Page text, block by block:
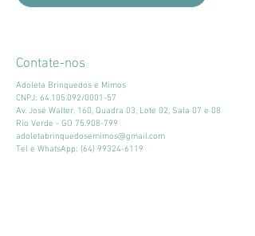
Contate-nos
Adoleta Brinquedos e Mimos
CNPJ: 64.105.092/0001-57
Av. José Walter, 160, Quadra 03, Lote 02, Sala 07 e 08
Rio Verde - GO 75.908-799
adoletabrinquedosemimos@gmail.com
Tel e WhatsApp: (64) 99324-6119